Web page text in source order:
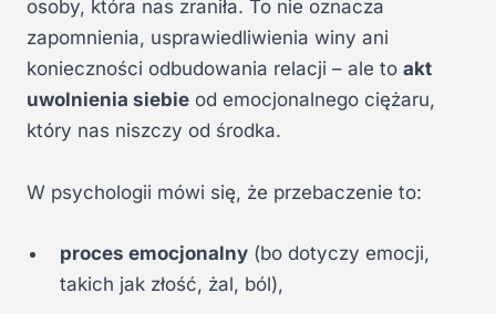
osoby, która nas zraniła. To nie oznacza
zapomnienia, usprawiedliwienia winy ani
konieczności odbudowania relacji – ale to akt
uwolnienia siebie od emocjonalnego ciężaru,
który nas niszczy od środka.
W psychologii mówi się, że przebaczenie to:
proces emocjonalny (bo dotyczy emocji,
takich jak złość, żal, ból),